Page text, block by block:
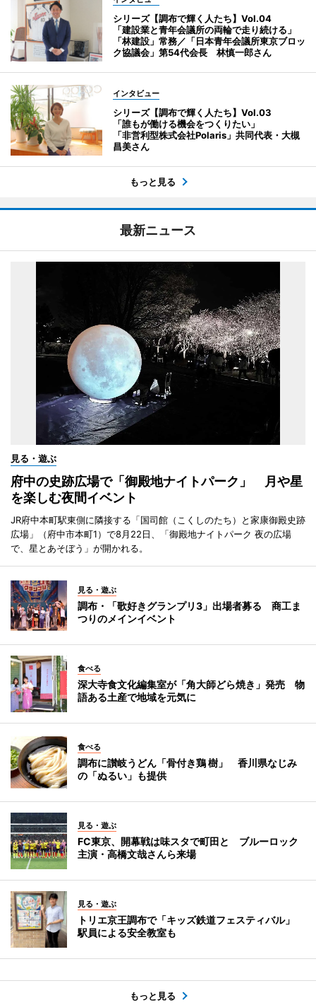
シリーズ【調布で輝く人たち】Vol.04
「建設業と青年会議所の両輪で走り続ける」
「林建設」常務／「日本青年会議所東京ブロッ
ク協議会」第54代会長 林慎一郎さん
インタビュー
シリーズ【調布で輝く人たち】Vol.03
「誰もが働ける機会をつくりたい」
「非営利型株式会社Polaris」共同代表・大槻
昌美さん
もっと見る
最新ニュース
見る・遊ぶ
府中の史跡広場で「御殿地ナイトパーク」 月や星
を楽しむ夜間イベント
JR府中本町駅東側に隣接する「国司館（こくしのたち）と家康御殿史跡
広場」（府中市本町1）で8月22日、「御殿地ナイトパーク 夜の広場
で、星とあそぼう」が開かれる。
見る・遊ぶ
調布・「歌好きグランプリ3」出場者募る 商工ま
つりのメインイベント
食べる
深大寺食文化編集室が「角大師どら焼き」発売 物
語ある土産で地域を元気に
食べる
調布に讃岐うどん「骨付き鶏 樹」 香川県なじみ
の「ぬるい」も提供
見る・遊ぶ
FC東京、開幕戦は味スタで町田と ブルーロック
主演・高橋文哉さんら来場
見る・遊ぶ
トリエ京王調布で「キッズ鉄道フェスティバル」
駅員による安全教室も
もっと見る